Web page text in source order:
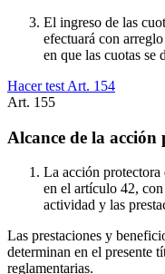
El ingreso de las
efectuará con
en que las cuotas se
Hacer test Art. 154
Art. 155
Alcance de la acción
La acción protectora
en el artículo 42,
actividad y las
Las prestaciones y
determinan en el presente
reglamentarias.